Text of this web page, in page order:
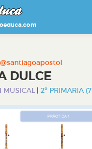
@santiagoapostol
DULCE
MUSICAL | 2º PRIMARIA